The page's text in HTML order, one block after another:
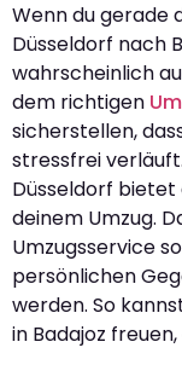
Wenn du gerade
Düsseldorf nach
wahrscheinlich
dem richtigen
sicherstellen,
stressfrei
Düsseldorf
deinem Umzug.
Umzugsservice
persönlichen
werden. So
in Badajoz